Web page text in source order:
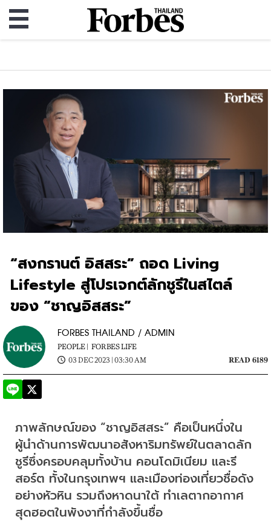
“สงกรานต์ อิสสระ” ถอด Living
Lifestyle สู่โปรเจกต์ลักชูรีในสไตล์
ของ “ชาญอิสสระ”
FORBES THAILAND / ADMIN
PEOPLE | FORBES LIFE
03 DEC 2023 | 03:30 AM
READ 6189
ภาพลักษณ์ของ “ชาญอิสสระ” คือเป็นหนึ่งใน
ผู้นำด้านการพัฒนาอสังหาริมทรัพย์ในตลาดลัก
ชูรีซึ่งครอบคลุมทั้งบ้าน คอนโดมิเนียม และรี
สอร์ต ทั้งในกรุงเทพฯ และเมืองท่องเที่ยวชื่อดัง
อย่างหัวหิน รวมถึงหาดนาใต้ ทำเลตากอากาศ
สุดฮอตในพังงาที่กำลังขึ้นชื่อ